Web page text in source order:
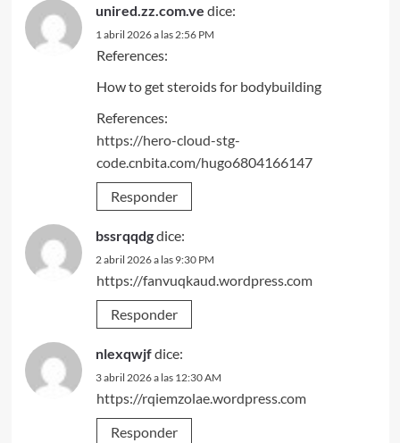
unired.zz.com.ve dice:
1 abril 2026 a las 2:56 PM
References:
How to get steroids for bodybuilding
References:
https://hero-cloud-stg-
code.cnbita.com/hugo6804166147
Responder
bssrqqdgdice:
2 abril 2026 a las 9:30 PM
https://fanvuqkaud.wordpress.com
Responder
nlexqwjfdice:
3 abril 2026 a las 12:30 AM
https://rqiemzolae.wordpress.com
Responder